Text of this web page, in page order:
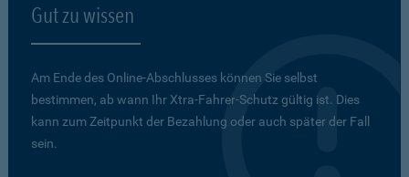
Gut zu wissen
Am Ende des Online-Abschlusses können Sie selbst
bestimmen, ab wann Ihr Xtra-Fahrer-Schutz gültig ist. Dies
kann zum Zeitpunkt der Bezahlung oder auch später der Fall
sein.